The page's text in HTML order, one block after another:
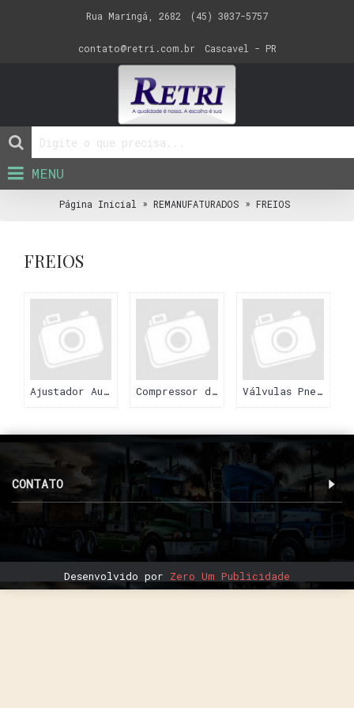
Rua Maringá, 2682 (45) 3037-5757
contato@retri.com.br Cascavel - PR
MENU
Página Inicial » REMANUFATURADOS » FREIOS
FREIOS
Ajustador Automático Compressor de Ar Válvulas Pneumáticas
CONTATO
Desenvolvido por Zero Um Publicidade